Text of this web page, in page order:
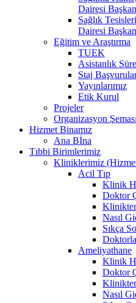
Dairesi
Sağlık
Dairesi
Eğitim ve Araştırma
TUEK
Asistanlık
Staj
Yayınlarımız
Etik Kurul
Projeler
Organizasyon Şeması
Hizmet Binamız
Ana Bİna
Tıbbi Birimlerimiz
Kliniklerimiz
Acil Tıp
Klinik
Doktor
Nasıl
Sıkça
Ameliyathane
Klinik
Doktor
Nasıl